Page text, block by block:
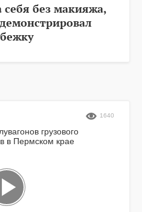
себя без макияжа,
1640